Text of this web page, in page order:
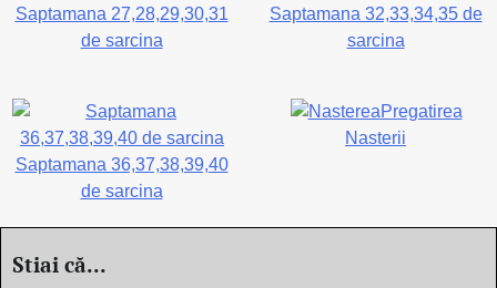
Saptamana 27,28,29,30,31
de sarcina
Saptamana 32,33,34,35 de
sarcina
Saptamana 36,37,38,39,40
de sarcina
Pregatirea
Nasterii
Stiai că...